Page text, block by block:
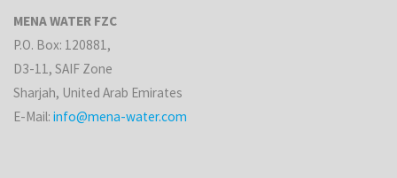
MENA WATER FZC
P.O. Box: 120881,
D3-11, SAIF Zone
Sharjah, United Arab Emirates
E-Mail:info@mena-water.com